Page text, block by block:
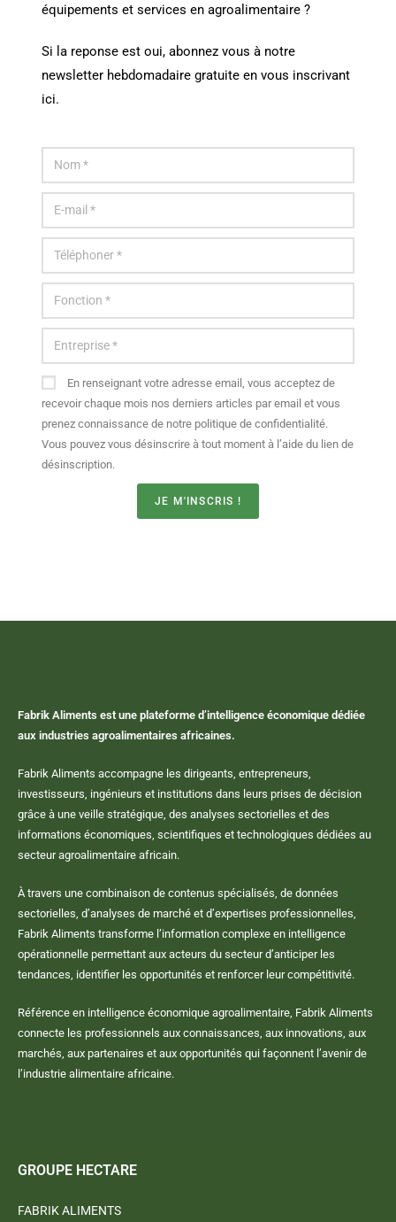
équipements et services en agroalimentaire ?
Si la reponse est oui, abonnez vous à notre
newsletter hebdomadaire gratuite en vous inscrivant
ici.
En renseignant votre adresse email, vous acceptez de
recevoir chaque mois nos derniers articles par email et vous
prenez connaissance de notre politique de confidentialité.
Vous pouvez vous désinscrire à tout moment à l’aide du lien de
désinscription.
JE M'INSCRIS !
Fabrik Aliments est une plateforme d’intelligence économique dédiée
aux industries agroalimentaires africaines.
Fabrik Aliments accompagne les dirigeants, entrepreneurs,
investisseurs, ingénieurs et institutions dans leurs prises de décision
grâce à une veille stratégique, des analyses sectorielles et des
informations économiques, scientifiques et technologiques dédiées au
secteur agroalimentaire africain.
À travers une combinaison de contenus spécialisés, de données
sectorielles, d’analyses de marché et d’expertises professionnelles,
Fabrik Aliments transforme l’information complexe en intelligence
opérationnelle permettant aux acteurs du secteur d’anticiper les
tendances, identifier les opportunités et renforcer leur compétitivité.
Référence en intelligence économique agroalimentaire, Fabrik Aliments
connecte les professionnels aux connaissances, aux innovations, aux
marchés, aux partenaires et aux opportunités qui façonnent l’avenir de
l’industrie alimentaire africaine.
GROUPE HECTARE
FABRIK ALIMENTS